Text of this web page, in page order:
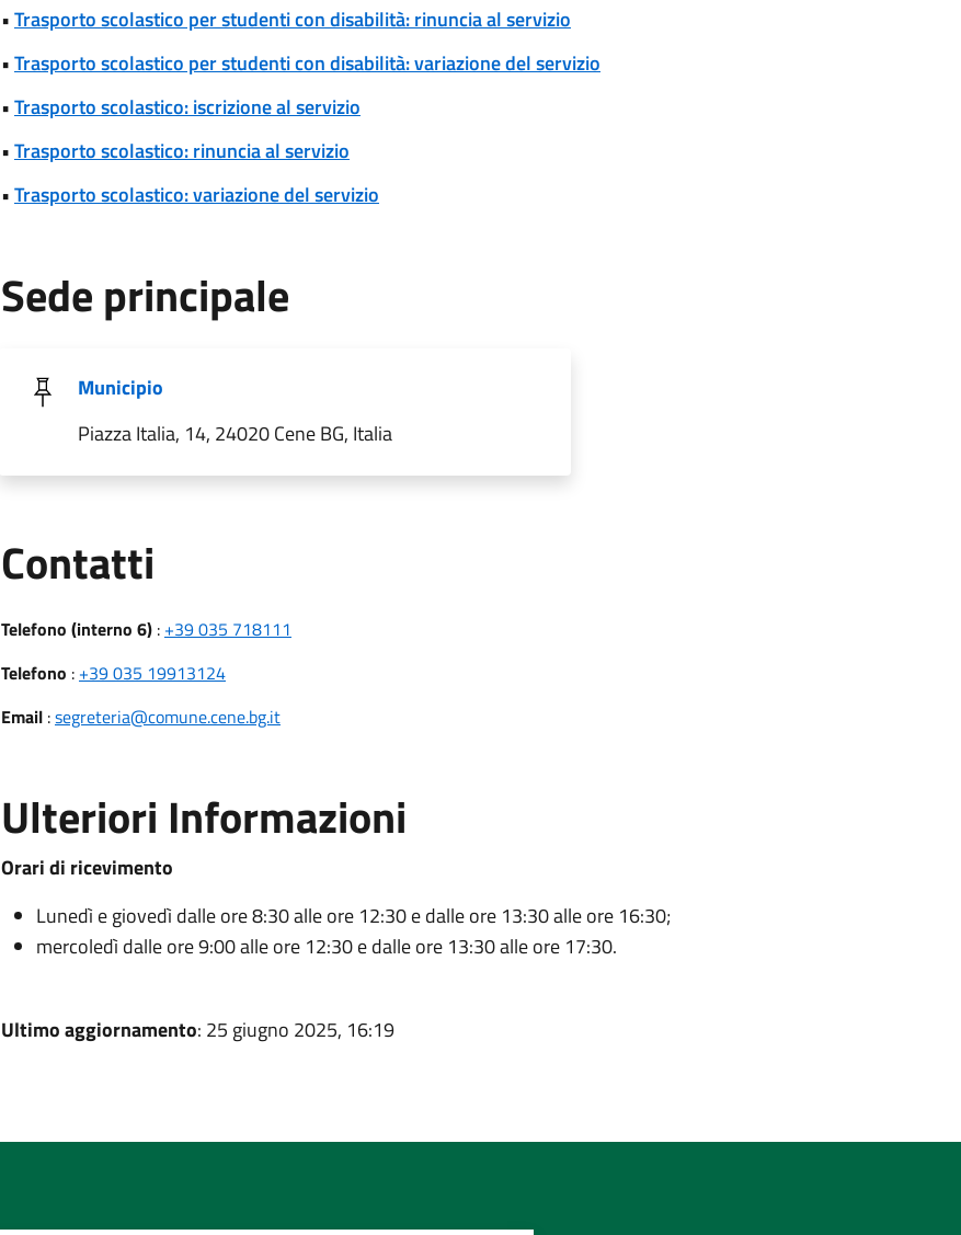
•Trasporto scolastico per studenti con disabilità: rinuncia al servizio
•Trasporto scolastico per studenti con disabilità: variazione del servizio
•Trasporto scolastico: iscrizione al servizio
•Trasporto scolastico: rinuncia al servizio
•Trasporto scolastico: variazione del servizio
Sede principale
Municipio
Piazza Italia, 14, 24020 Cene BG, Italia
Contatti
Telefono (interno 6): +39 035 718111
Telefono : +39 035 19913124
Email:segreteria@comune.cene.bg.it
Ulteriori Informazioni
Orari di ricevimento
Lunedì e giovedì dalle ore 8:30 alle ore 12:30 e dalle ore 13:30 alle ore 16:30;
mercoledì dalle ore 9:00 alle ore 12:30 e dalle ore 13:30 alle ore 17:30.
Ultimo aggiornamento: 25 giugno 2025, 16:19